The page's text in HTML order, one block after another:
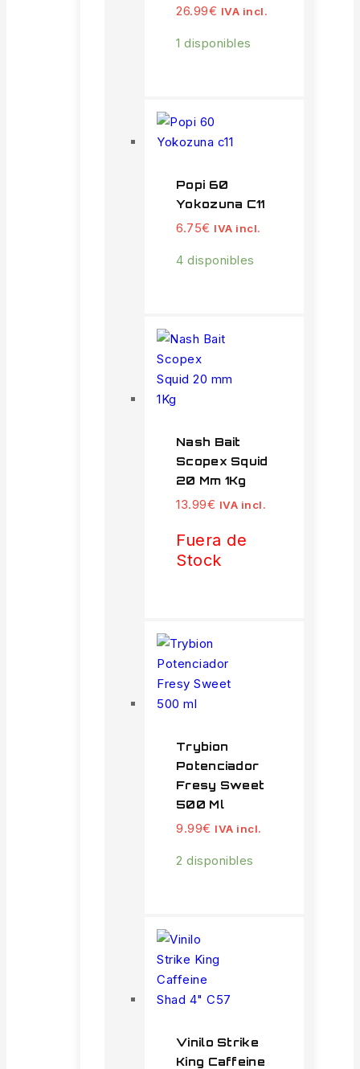
26.99€ IVA incl.
1 disponibles
Popi 60
Yokozuna C11
6.75€ IVA incl.
4 disponibles
Nash Bait
Scopex Squid
20 Mm 1Kg
13.99€ IVA incl.
Fuera de
Stock
Trybion
Potenciador
Fresy Sweet
500 Ml
9.99€ IVA incl.
2 disponibles
Vinilo Strike
King Caffeine